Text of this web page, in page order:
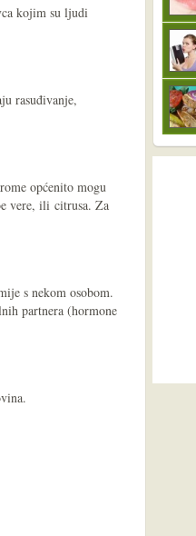
kojim su ljudi
rasuđivanje,
općenito mogu
vere, ili citrusa. Za
s nekom osobom.
partnera (hormone